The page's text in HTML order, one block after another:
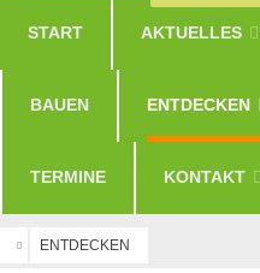
START AKTUELLES
BAUEN ENTDECKEN
TERMINE KONTAKT
ENTDECKEN